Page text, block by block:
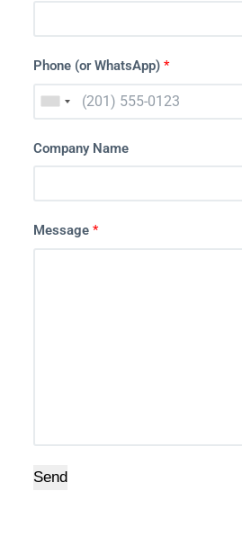
Phone (or WhatsApp) *
Company Name
Message *
Send